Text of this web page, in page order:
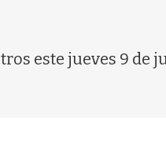
este jueves 9 de